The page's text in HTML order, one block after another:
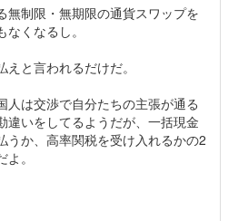
無制限・無期限の通貨スワップを
くなるし。
と言われるだけだ。
人は交渉で自分たちの主張が通る
違いをしてるようだが、一括現金
うか、高率関税を受け入れるかの2
。